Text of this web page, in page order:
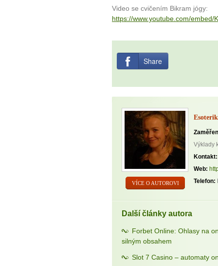
Video se cvičením Bikram jógy:
https://www.youtube.com/embed/
Share
VÍCE O AUTOROVI
Výklady
Kontakt:
Web:
Telefon:
Další články autora
Forbet Online: Ohlasy na
silným obsahem
Slot 7 Casino – automaty